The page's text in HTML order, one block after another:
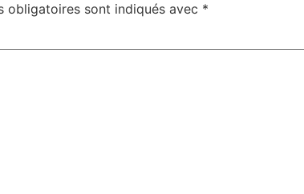
obligatoires sont indiqués avec *